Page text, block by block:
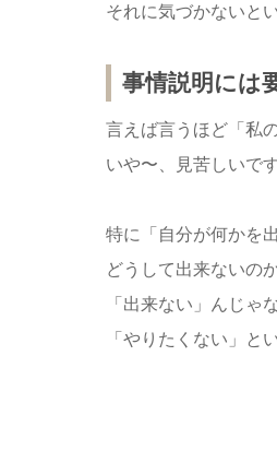
それに気づかないと
事情説明には
言えば言うほど「私
いや〜、見苦しいです
特に「自分が何かを
どうして出来ないの
「出来ない」んじゃ
「やりたくない」と